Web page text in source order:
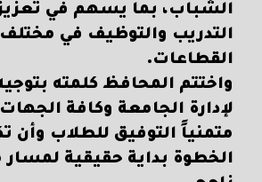
الشباب، بما يسهم في
التدريب والتوظيف في مختلف
القطاعات.
واختتم المحافظ كلمته
لإدارة الجامعة وكافة
متمنياً التوفيق للطلاب وأن
الخطوة بداية حقيقية